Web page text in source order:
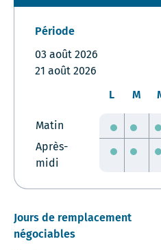
Période
03 août 2026
21 août 2026
L
M
Matin
Après-
midi
Jours de remplacement
négociables